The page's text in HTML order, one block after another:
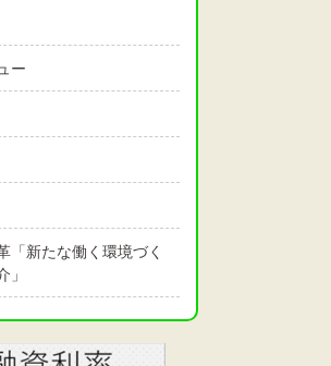
ー
「新たな働く環境づく
」